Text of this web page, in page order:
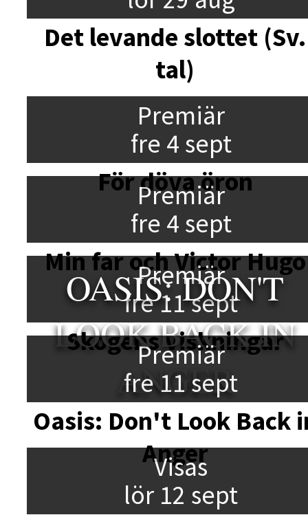
Det levande slottet (Sv.
tal)
Premiär
fre 4 sept
För döva öron
Premiär
fre 4 sept
Min far och Victor Hugo
Premiär
fre 11 sept
Skogens viskningar
OASIS: DON'T
LOOK BACK IN
ANGER
Premiär
fre 11 sept
Oasis: Don't Look Back
Anger
Visas
lör 12 sept